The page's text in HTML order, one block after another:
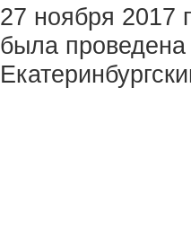
27 ноября 2017
была